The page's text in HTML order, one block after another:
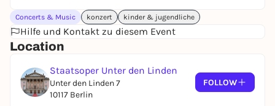
altersgerechte Moderation zum Zuhören und
Mitmachen ein. In dieser Saison geht es ins Reich
der Phantasie, in märchenhafte Schlösser und
Phantastische Klänge laden dazu ein, in die eigene
Phantasiewelt einzutauchen und die Musik im
Kontext sagenumwobener Geschichten zu erleben.
Concerts & Music konzert kinder & jugendliche
Hilfe und Kontakt zu diesem Event
Location
Staatsoper Unter den Linden
Unter den Linden 7
10117 Berlin
FOLLOW